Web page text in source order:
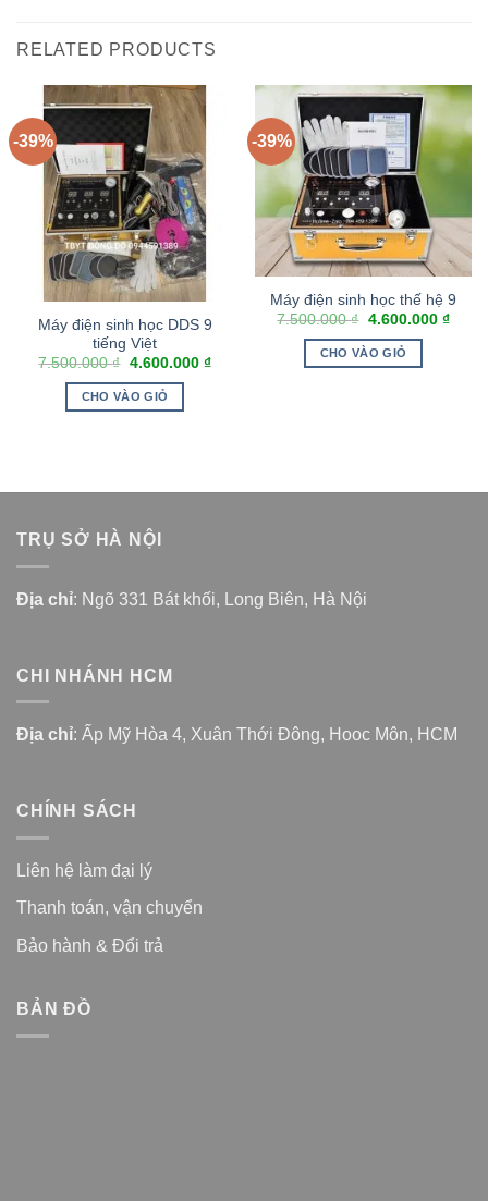
RELATED PRODUCTS
-39%
Máy điện sinh học DDS 9
tiếng Việt
7.500.000₫ 4.600.000 ₫
CHO VÀO GIỎ
-39%
Máy điện sinh học thế hệ 9
7.500.000₫ 4.600.000 ₫
CHO VÀO GIỎ
TRỤ SỞ HÀ NỘI
Địa chỉ: Ngõ 331 Bát khối, Long Biên, Hà Nội
CHI NHÁNH HCM
Địa chỉ: Ấp Mỹ Hòa 4, Xuân Thới Đông, Hooc Môn, HCM
CHÍNH SÁCH
Liên hệ làm đại lý
Thanh toán, vận chuyển
Bảo hành & Đổi trả
BẢN ĐỒ